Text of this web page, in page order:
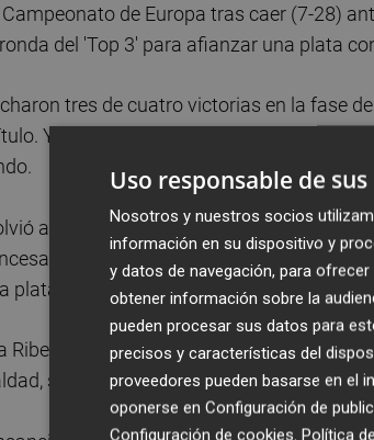
de Europa tras caer (7-28)
del 'Top 3' para afianzar una plata
tres de cuatro victorias en la fase
Ya en las eliminatorias volvieron a
a ser el verdugo. Una vez en la última
volvieron a imponerse. Por lo que
plata continental.
Ribera salieron a por ello con el hambre
sólo rota por un ensayo de Claudia
Uso responsable de
Nosotros y nuestros socios
información en su dispositivo y
y datos de navegación, para
obtener información sobre la
pueden procesar sus datos para
precisos y características del
proveedores pueden basarse en el
oponerse en Configuración de
Configuración de cookies. Política